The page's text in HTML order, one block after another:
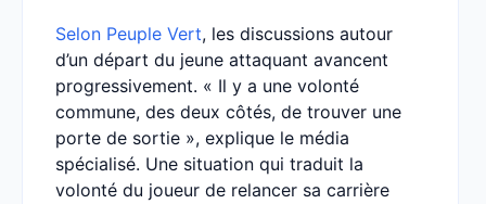
Selon Peuple Vert, les discussions autour
d’un départ du jeune attaquant avancent
progressivement. « Il y a une volonté
commune, des deux côtés, de trouver une
porte de sortie », explique le média
spécialisé. Une situation qui traduit la
volonté du joueur de relancer sa carrière